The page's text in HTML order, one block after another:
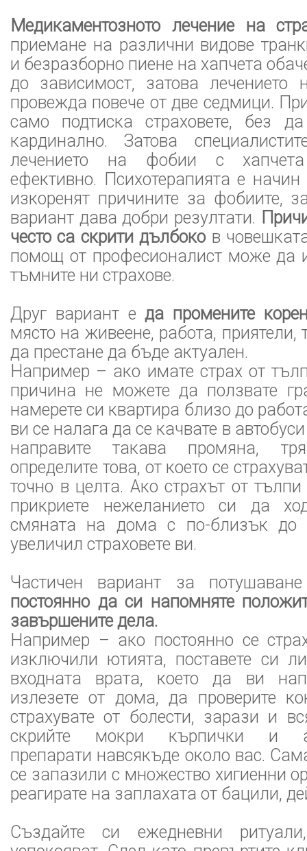
Медикаментозното лечение на
приемане на различни видове
и безразборно пиене на хапчета
до зависимост, затова лечението
провежда повече от две седмици.
само подтиска страховете, без
кардинално. Затова
лечението на фобии с
ефективно. Психотерапията е
изкоренят причините за фобиите,
вариант дава добри резултати.
често са скрити дълбоков
помощ от професионалист може да
тъмните ни страхове.
Друг вариант еда промените
място на живеене, работа, приятели,
да престане да бъде актуален.
Например – ако имате страх от
причина не можете да ползвате
намерете си квартира близо до
ви се налага да се качвате в
направите такава промяна,
определите това, от което се
точно в целта. Ако страхът от
прикриете нежеланието си да
смяната на дома с по-близък до
увеличил страховете ви.
Частичен вариант за
постоянно да си напомняте
завършените дела.
Например – ако постоянно се
изключили ютията, поставете си
входната врата, което да ви
излезете от дома, да проверите
страхувате от болести, зарази и
скрийте мокри кърпички и
препарати навсякъде около вас.
се запазили с множество хигиенни
реагирате на заплахата от бацили,
Създайте си ежедневни